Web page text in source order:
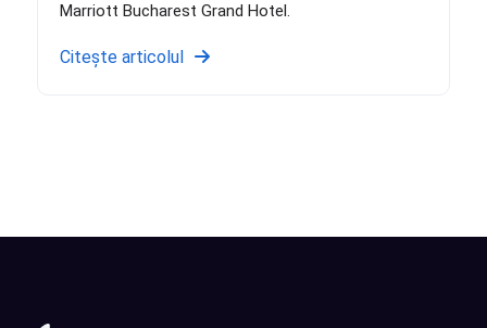
Marriott Bucharest Grand Hotel.
Citește articolul